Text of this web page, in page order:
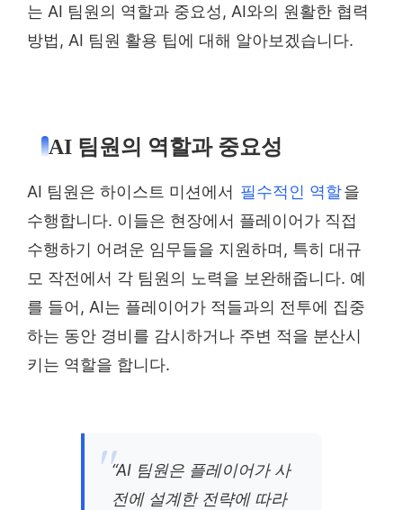
는 AI 팀원의 역할과 중요성, AI와의 원활한 협력
방법, AI 팀원 활용 팁에 대해 알아보겠습니다.
AI 팀원의 역할과 중요성
AI 팀원은 하이스트 미션에서 필수적인 역할을
수행합니다. 이들은 현장에서 플레이어가 직접
수행하기 어려운 임무들을 지원하며, 특히 대규
모 작전에서 각 팀원의 노력을 보완해줍니다. 예
를 들어, AI는 플레이어가 적들과의 전투에 집중
하는 동안 경비를 감시하거나 주변 적을 분산시
키는 역할을 합니다.
“AI 팀원은 플레이어가 사
전에 설계한 전략에 따라